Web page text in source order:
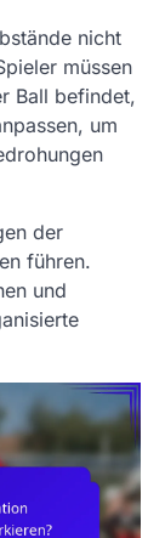
nicht
müssen
Ball befindet,
um
der
führen.
und